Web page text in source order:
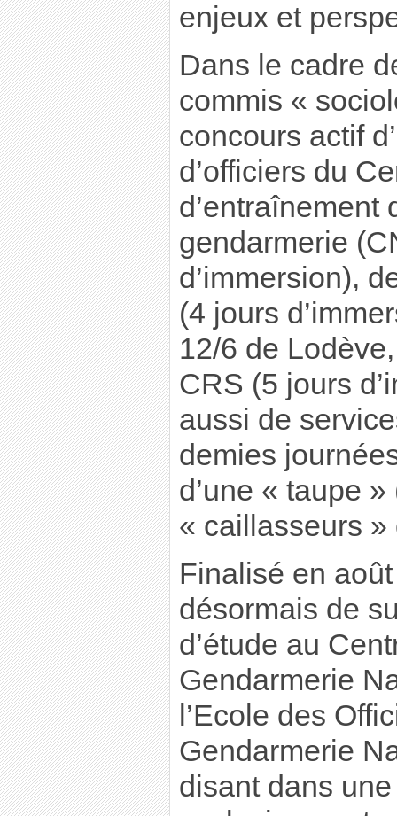
enjeux et
Dans le cadre
commis «
concours actif
d’officiers du
d’entraînement
gendarmerie
d’immersion),
(4 jours
12/6 de
CRS (5 jours
aussi de
demies
d’une « taupe
« caillasseurs
Finalisé en
désormais de
d’étude au
Gendarmerie
l’Ecole des
Gendarmerie
disant dans